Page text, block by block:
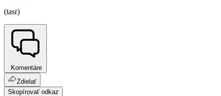
(tasr)
Komentáre
Zdielať
Skopírovať odkaz